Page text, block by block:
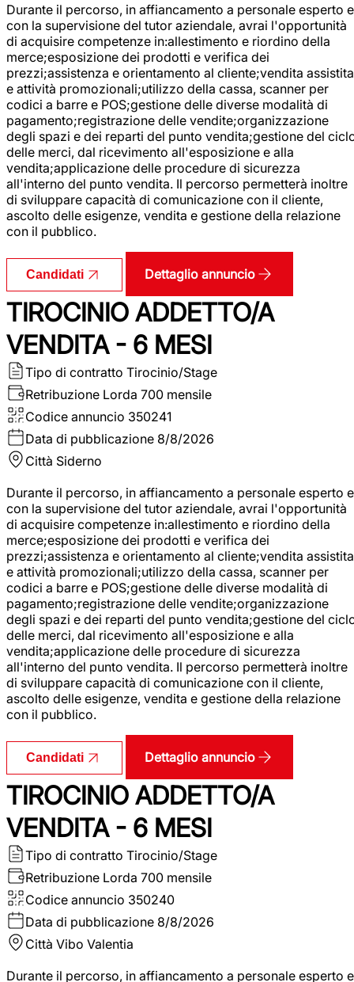
Durante il percorso, in affiancamento a personale esperto e
con la supervisione del tutor aziendale, avrai l'opportunità
di acquisire competenze in:allestimento e riordino della
merce;esposizione dei prodotti e verifica dei
prezzi;assistenza e orientamento al cliente;vendita assistita
e attività promozionali;utilizzo della cassa, scanner per
codici a barre e POS;gestione delle diverse modalità di
pagamento;registrazione delle vendite;organizzazione
degli spazi e dei reparti del punto vendita;gestione del
delle merci, dal ricevimento all'esposizione e alla
vendita;applicazione delle procedure di sicurezza
all'interno del punto vendita. Il percorso permetterà inoltre
di sviluppare capacità di comunicazione con il cliente,
ascolto delle esigenze, vendita e gestione della relazione
con il pubblico.
Candidati Dettaglio annuncio
TIROCINIO ADDETTO/A
VENDITA - 6 MESI
Tipo di contratto Tirocinio/Stage
Retribuzione Lorda 700 mensile
Codice annuncio 350241
Data di pubblicazione 8/8/2026
Città Siderno
Durante il percorso, in affiancamento a personale esperto e
con la supervisione del tutor aziendale, avrai l'opportunità
di acquisire competenze in:allestimento e riordino della
merce;esposizione dei prodotti e verifica dei
prezzi;assistenza e orientamento al cliente;vendita assistita
e attività promozionali;utilizzo della cassa, scanner per
codici a barre e POS;gestione delle diverse modalità di
pagamento;registrazione delle vendite;organizzazione
degli spazi e dei reparti del punto vendita;gestione del
delle merci, dal ricevimento all'esposizione e alla
vendita;applicazione delle procedure di sicurezza
all'interno del punto vendita. Il percorso permetterà inoltre
di sviluppare capacità di comunicazione con il cliente,
ascolto delle esigenze, vendita e gestione della relazione
con il pubblico.
Candidati Dettaglio annuncio
TIROCINIO ADDETTO/A
VENDITA - 6 MESI
Tipo di contratto Tirocinio/Stage
Retribuzione Lorda 700 mensile
Codice annuncio 350240
Data di pubblicazione 8/8/2026
Città Vibo Valentia
Durante il percorso, in affiancamento a personale esperto e